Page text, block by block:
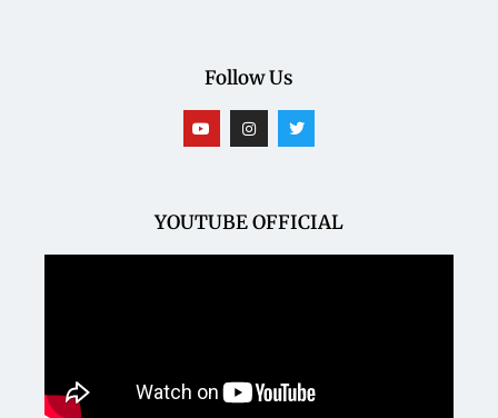
Follow Us
YOUTUBE OFFICIAL